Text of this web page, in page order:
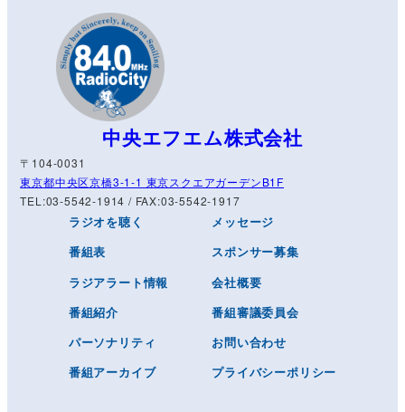
中央エフエム株式会社
〒104-0031
東京都中央区京橋3-1-1 東京スクエアガーデンB1F
TEL:03-5542-1914 / FAX:03-5542-1917
ラジオを聴く
番組表
ラジアラート情報
番組紹介
パーソナリティ
番組アーカイブ
メッセージ
スポンサー募集
会社概要
番組審議委員会
お問い合わせ
プライバシーポリシー